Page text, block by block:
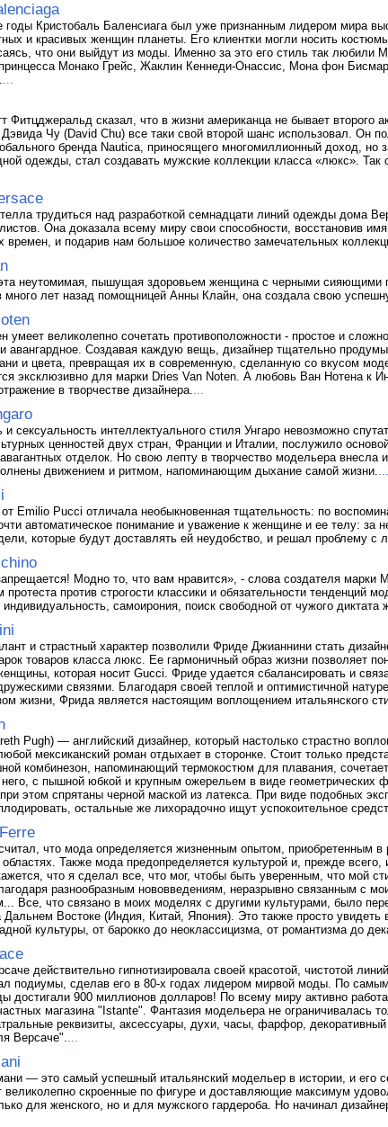
годы Кристобаль Баленсиага был уже признанным лидером мира
и красивых женщин планеты. Его клиентки могли носить
что они выйдут из моды. Именно за это его стиль так любили
Монако Грейс, Жаклин Кеннеди-Онассис, Мона фон
...
Фитцджеральд сказал, что в жизни американца не бывает второго
Чу (David Chu) все таки свой второй шанс использовал. Он
бренда Nautica, приносящего многомиллионный доход, но
одежды, стал создавать мужские коллекции класса «люкс».
трудиться над разработкой семнадцати линий одежды дома
Она доказала всему миру свои способности, восстановив
времен, и подарив нам большое количество замечательных
неутомимая, пышущая здоровьем женщина с черными сияющими
много лет назад помощницей Анны Клайн, она создала свою
умеет великолепно сочетать противоположности - простое и
авангардное. Создавая каждую вещь, дизайнер тщательно
и цвета, превращая их в современную, сделанную со вкусом
эксклюзивно для марки Dries Van Noten. А любовь Ван Нотена к
в творчестве дизайнера....
и сексуальность интеллектуального стиля Унгаро невозможно
ценностей двух стран, Франции и Италии, послужило
отделок. Но свою лепту в творчество модельера внесла
движением и ритмом, напоминающим дыхание самой жизни....
Emilio Pucci отличала необыкновенная тщательность: по
автоматическое понимание и уважение к женщине и ее телу: за
которые будут доставлять ей неудобство, и решал проблему с
Модно то, что вам нравится», - слова создателя марки
протеста против строгости классики и обязательности тенденций
индивидуальность, самоирония, поиск свободной от чужого диктата
и страстный характер позволили Фриде Джианнини стать
товаров класса люкс. Ее гармоничный образ жизни позволяет
которая носит Gucci. Фриде удается сбалансировать и
связями. Благодаря своей теплой и оптимистичной
жизни, Фрида является настоящим воплощением итальянского
Pugh) — английский дизайнер, который настолько страстно
мексиканский роман отдыхает в сторонке. Стоит только
комбинезон, напоминающий термокостюм для плавания,
него, с пышной юбкой и крупным ожерельем в виде геометрических
этом спрятаны черной маской из латекса. При виде подобных
остальные же лихорадочно ищут успокоительное
что мода определяется жизненным опытом, приобретенным
Также мода предопределяется культурой и, прежде
что я сделал все, что мог, чтобы быть уверенным, что мой
разнообразным нововведениям, неразрывно связанным с
Все, что связано в моих моделях с другими культурами, было
Дальнем Востоке (Индия, Китай, Япония). Это также просто увидеть
культуры, от барокко до неоклассицизма, от романтизма до
действительно гипнотизировала своей красотой, чистотой
подиумы, сделав его в 80-х годах лидером мирвой моды. По
достигали 900 миллионов долларов! По всему миру активно
магазина "Istante". Фантазия модельера не ограничивалась
реквизиты, аксессуары, духи, часы, фарфор,
Версаче"....
— это самый успешный итальянский модельер в истории, и его
великолепно скроенные по фигуре и доставляющие максимум
для женского, но и для мужского гардероба. Но начинал